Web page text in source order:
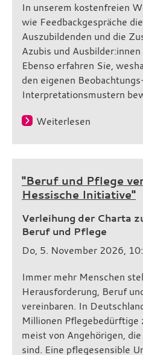
In unserem kostenfreien
wie Feedbackgespräche
Auszubildenden und die
Azubis und
Ebenso erfahren Sie,
den eigenen
Interpretationsmustern
Weiterlesen
"Beruf und Pflege
Hessische Initiative"
Verleihung der Charta
Beruf und Pflege
Do, 5. November 2026,
Immer mehr Menschen
Herausforderung, Beruf
vereinbaren. In
Millionen Pflegebedürftige
meist von Angehörigen,
sind. Eine pflegesensible